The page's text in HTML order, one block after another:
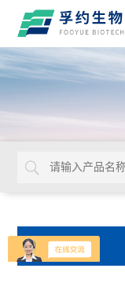
产品分类